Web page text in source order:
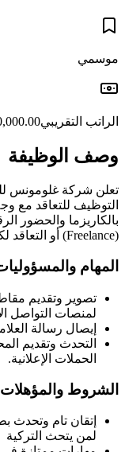
موسمي
الراتب التقريبي- 20,000.00 TL
وصف الوظيفة
تعلن شركة غلومونس
التوظيف للتعاقد مع
بالكاريزما والحضور
(Freelance) أو التعاقد لكل فيديو.
المهام
تصوير وتقديم
لمنصات التواصل
إيصال رسالة
التحدث وتقديم
الحملات الإعلانية.
الشروط
إتقان تام وتحدث
لمن يتحث التركية